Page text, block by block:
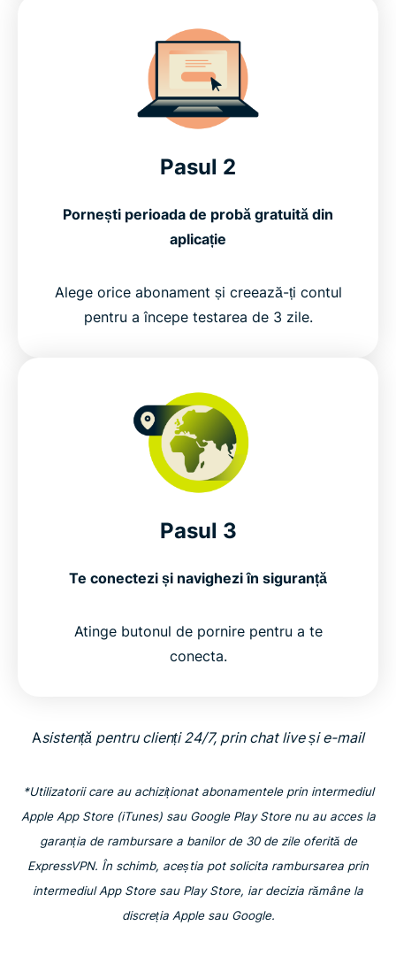
Pasul 2
Pornești perioada de probă gratuită din
aplicație
Alege orice abonament și creează-ți contul
pentru a începe testarea de 3 zile.
Pasul 3
Te conectezi și navighezi în siguranță
Atinge butonul de pornire pentru a te
conecta.
Asistență pentru clienți 24/7, prin chat live și e-mail
*Utilizatorii care au achiziționat abonamentele prin intermediul
Apple App Store (iTunes) sau Google Play Store nu au acces la
garanția de rambursare a banilor de 30 de zile oferită de
ExpressVPN. În schimb, aceștia pot solicita rambursarea prin
intermediul App Store sau Play Store, iar decizia rămâne la
discreția Apple sau Google.